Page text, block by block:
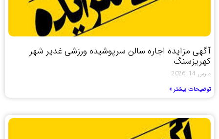
آگهی مزایده اجاره سالن سرپوشیده ورزشی غدیر شهر
کهریزسنگ
مارس 14, 2026
توضیحات بیشتر »